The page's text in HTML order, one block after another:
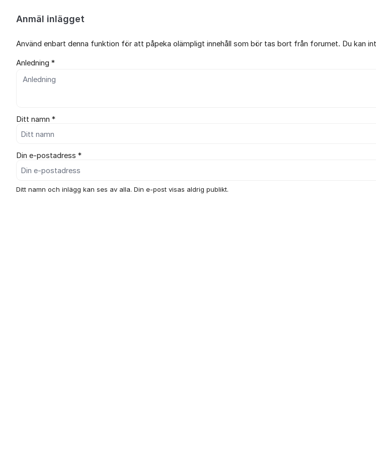
Anmäl inlägget
Använd enbart denna funktion för att påpeka olämpligt innehåll som bör tas bort från forumet. Du kan
Anledning *
Ditt namn *
Din e-postadress *
Ditt namn och inlägg kan ses av alla. Din e-post visas aldrig publikt.